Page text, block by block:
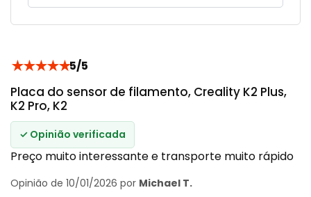
★★★★★5/5
Placa do sensor de filamento, Creality K2 Plus,
K2 Pro, K2
✓ Opinião verificada
Preço muito interessante e transporte muito rápido
Opinião de 10/01/2026 por Michael T.